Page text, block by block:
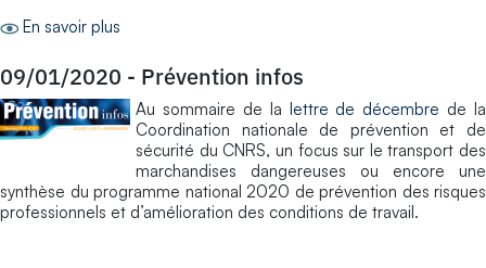
En savoir plus
09/01/2020 - Prévention infos
Au sommaire de la lettre de décembre de la
Coordination nationale de prévention et de
sécurité du CNRS, un focus sur le transport des
marchandises dangereuses ou encore une
synthèse du programme national 2020 de prévention des risques
professionnels et d’amélioration des conditions de travail.